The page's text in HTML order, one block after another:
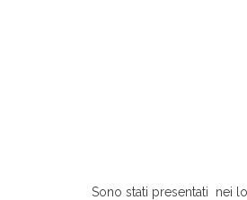
Sono stati presentati nei